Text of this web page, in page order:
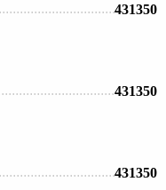
431350
431350
431350